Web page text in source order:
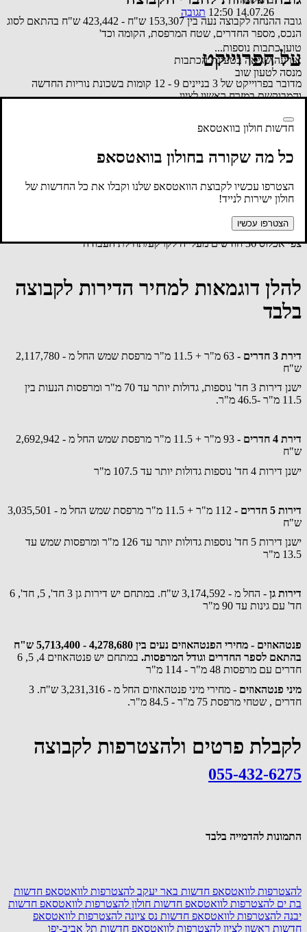
גובה ההנחה לקבוצה נעה בין 153,307 ש"ח - 423,442 ש"ח בהתאם לסוג
הנכס, מספר החדרים, שטח המרפסת, הקומה וכד'
על הפרוייקט
מדובר בפרוייקט של 3 בניינים 9 - 12 קומות בשכונת נוריות החדשה
והמבוקשת במזרח ראשון לציון.
לקראת מסירת המפתח. במסלול פטור מהצמדה למדד.
מארגני הקבוצה השיגו הנחות משמעתיות המגיעות עד מאות אלפי ש"ח
לדירות בשכונה, הזהות לדירות הקבוצה ולמתחמים אחרים הנבנים
לכל דירה חניה מקורה תת קרקעית. לפנטהאוז 2 חניות
בתשלום.
צפי אכלוס 36 חודשים מעלייה לקרקע/תחילת העבודה
להלן דוגמאות למחיר הדירות לקבוצה
בלבד
דירת 3 חדרים -
63 מ"ר + 11.5 מ"ר מרפסת שמש החל מ - 2,117,780
ש"ח
ישנן דירות 3 חד' נוספות, גדולות יותר עד 70 מ"ר ומרפסות הנעות בין
11.5 מ"ר -46.5 מ"ר.
דירת 4 חדרים -
93 מ"ר + 11.5 מ"ר מרפסת שמש החל מ - 2,692,942
ש"ח
ישנן דירות 4 חד' נוספות גדולות יותר עד 107.5 מ"ר
דירות 5 חדרים -
112 מ"ר + 11.5 מ"ר מרפסת שמש החל מ - 3,035,501
ש"ח
ישנן דירות 5 חד' נוספות גדולות יותר עד 126 מ"ר ומרפסות שמש עד
13.5 מ"ר
דירות גן
- החל מ - 3,174,592 ש"ח. במתחם יש דירות גן 3 חד', 5, חד', 6
חד' עם גינות עד 90 מ"ר
פנטהאוזים - מחירי הפנטהאוזים נעים בין 4,278,680 - 5,713,400 ש"ח
בהתאם לספר החדרים וגודל המרפסות.
במתחם יש פנטהאוזים 4, 5, 6
חדרים עם מרפסות 48 מ"ר - 114 מ"ר
מיני פנטהאוזים
- מחירי מיני פנטהאוזים החל מ - 3,231,316 ש"ח. 3
חדרים , שטחי מרפסת 75 מ"ר - 84.5 מ"ר.
לקבלת פרטים ולהצטרפות לקבוצה
055-432-6275
התמונות להדמייה בלבד
להצטרפות לוואטסאפ חדשות באר יעקב להצטרפות לוואטסאפ חדשות
בת ים להצטרפות לוואטסאפ חדשות חולון להצטרפות לוואטסאפ חדשות
יבנה להצטרפות לוואטסאפ חדשות נס ציונה להצטרפות לוואטסאפ
חדשות ראשון לציון להצטרפות לוואטסאפ חדשות תל אביב-יפו
14.07.26 12:50
תגובה
טוען כתבות נוספות...
אירעה שגיאה בטעינת הכתבות
מנסה לטעון שוב
חדשות חולון בוואטסאפ
כל מה שקורה בחולון בוואטסאפ
הצטרפו עכשיו לקבוצת הוואטסאפ שלנו וקבלו את כל החדשות של
חולון ישירות לנייד!
הצטרפו עכשיו